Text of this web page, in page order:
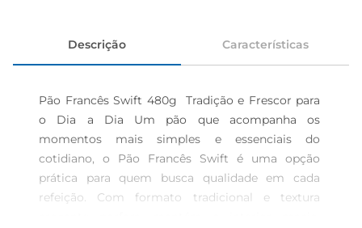
Descrição Características
Pão Francês Swift 480g  Tradição e Frescor para
o Dia a Dia Um pão que acompanha os
momentos mais simples e essenciais do
cotidiano, o Pão Francês Swift é uma opção
prática para quem busca qualidade em cada
refeição. Com formato tradicional e textura